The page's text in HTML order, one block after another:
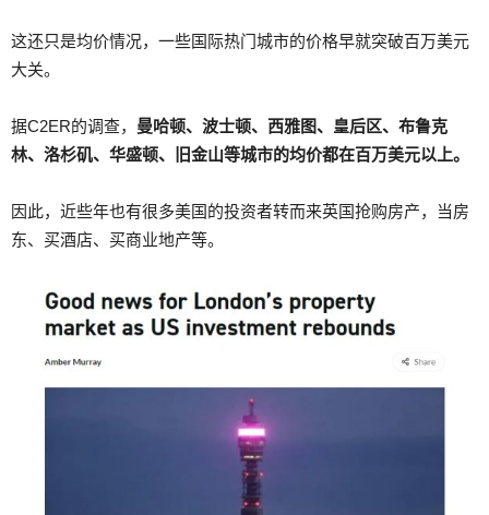
这还只是均价情况，一些国际热门城市的价格早就突破百万美元
大关。
据C2ER的调查， 曼哈顿、波士顿、西雅图、皇后区、布鲁克
林、洛杉矶、华盛顿、旧金山等城市的均价都在百万美元以上。
因此，近些年也有很多美国的投资者转而来英国抢购房产，当房
东、买酒店、买商业地产等。